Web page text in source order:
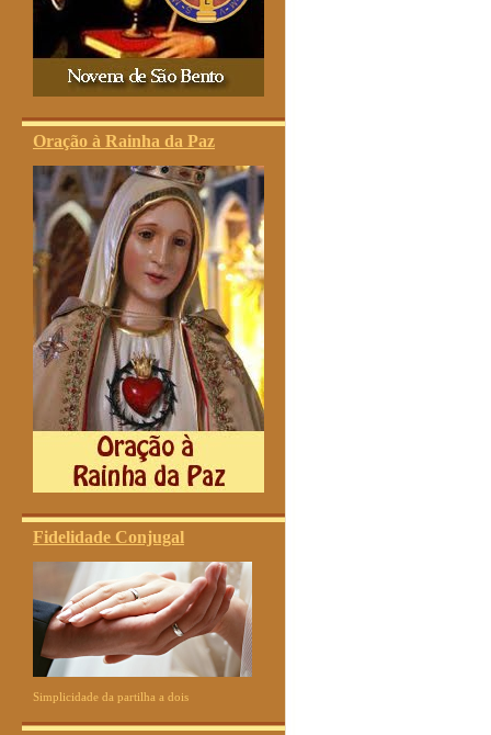
Oração à Rainha da Paz
Fidelidade Conjugal
Simplicidade da partilha a dois